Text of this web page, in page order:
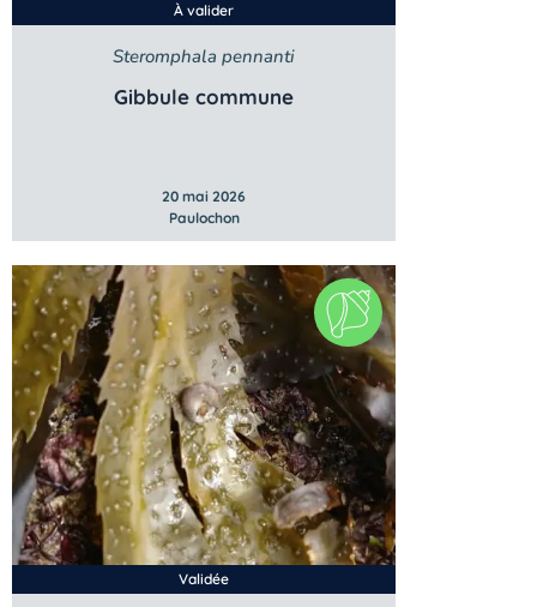
À valider
Steromphala pennanti
Gibbule commune
20 mai 2026
Paulochon
Validée